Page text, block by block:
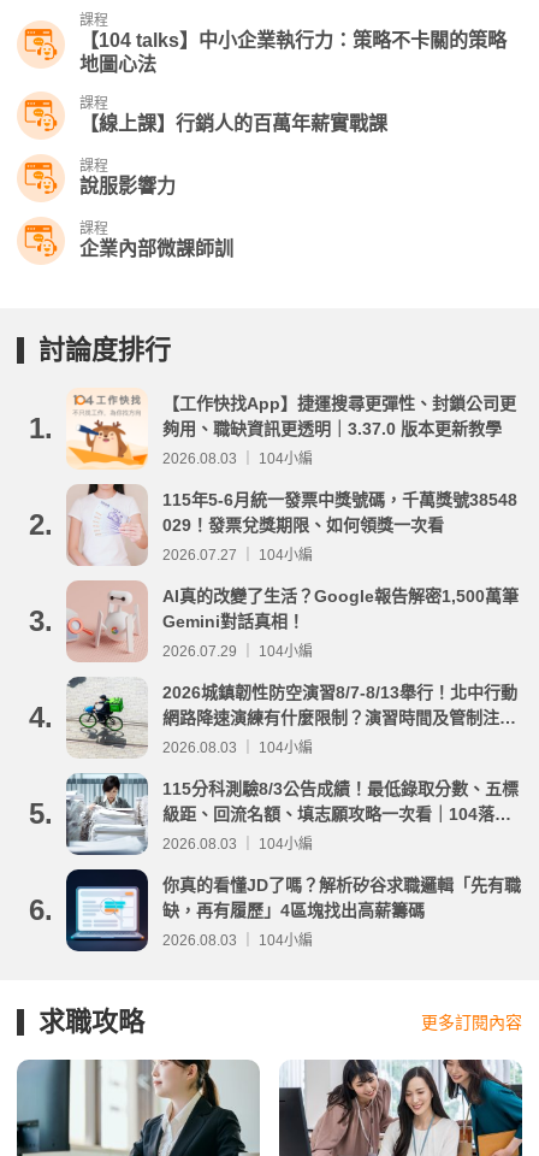
課程
【104 talks】中小企業執行力：策略不卡關的策略
地圖心法
課程
【線上課】行銷人的百萬年薪實戰課
課程
說服影響力
課程
企業內部微課師訓
討論度排行
1.
【工作快找App】捷運搜尋更彈性、封鎖公司更
夠用、職缺資訊更透明｜3.37.0 版本更新教學
2026.08.03 ｜ 104小編
2.
115年5-6月統一發票中獎號碼，千萬獎號38548
029！發票兌獎期限、如何領獎一次看
2026.07.27 ｜ 104小編
3.
AI真的改變了生活？Google報告解密1,500萬筆
Gemini對話真相！
2026.07.29 ｜ 104小編
4.
2026城鎮韌性防空演習8/7-8/13舉行！北中行動
網路降速演練有什麼限制？演習時間及管制注意
事項整理
2026.08.03 ｜ 104小編
5.
115分科測驗8/3公告成績！最低錄取分數、五標
級距、回流名額、填志願攻略一次看｜104落點
分析
2026.08.03 ｜ 104小編
6.
你真的看懂JD了嗎？解析矽谷求職邏輯「先有職
缺，再有履歷」4區塊找出高薪籌碼
2026.08.03 ｜ 104小編
求職攻略 更多訂閱內容